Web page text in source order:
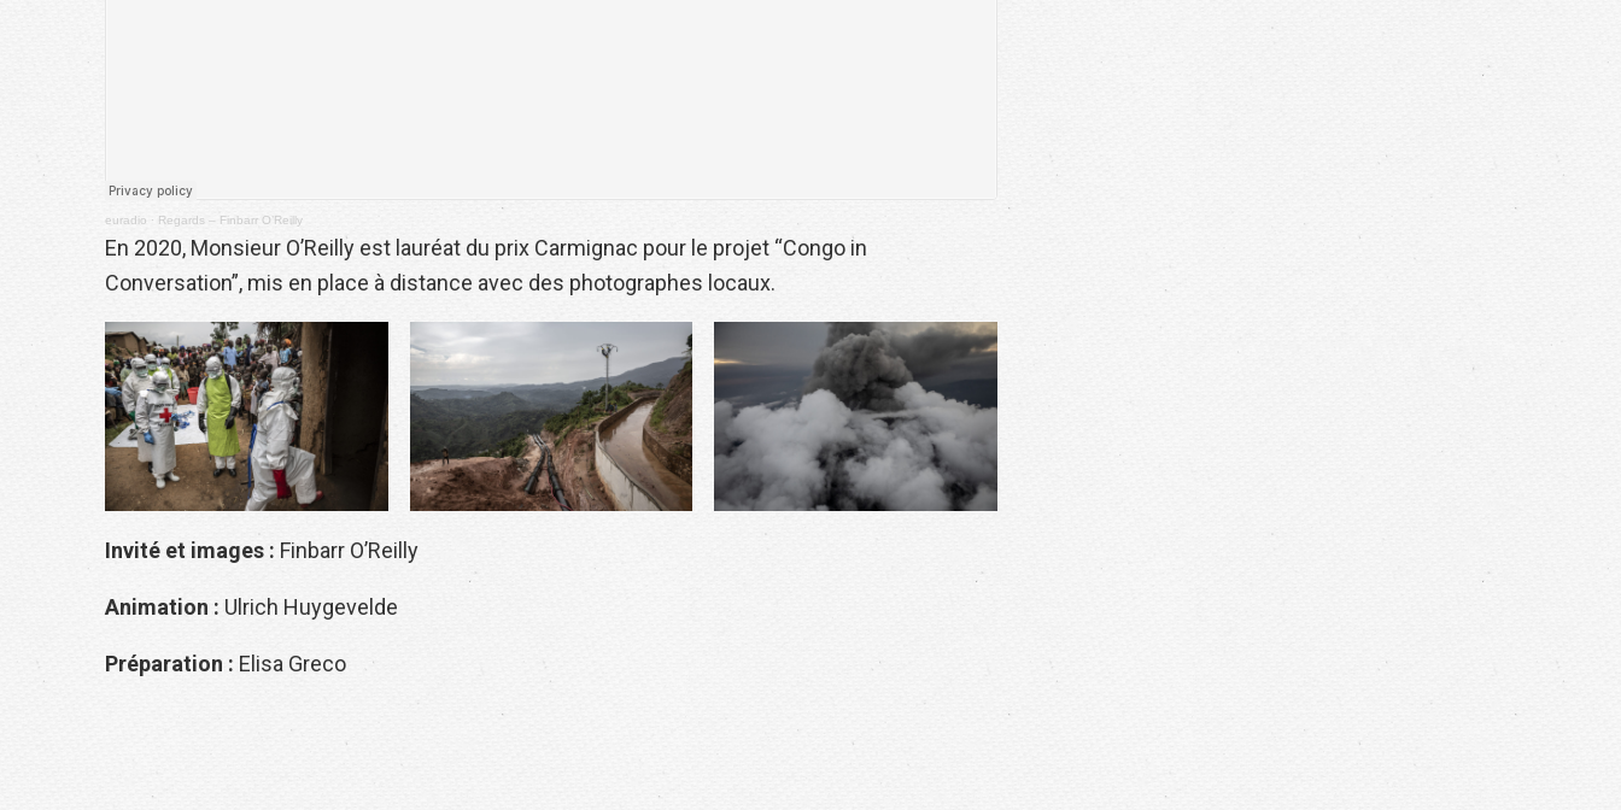
euradio · Regards – Finbarr O’Reilly
En 2020, Monsieur O’Reilly est lauréat du prix Carmignac pour le projet “Congo in
Conversation”, mis en place à distance avec des photographes locaux.
Invité et images : Finbarr O’Reilly
Animation : Ulrich Huygevelde
Préparation : Elisa Greco